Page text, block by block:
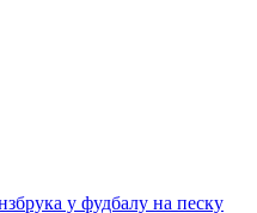
у фудбалу на песку